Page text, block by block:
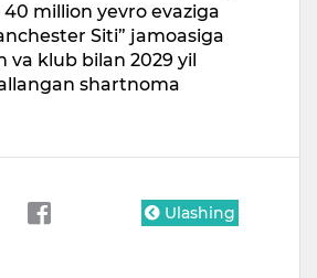
40 million yevro evaziga
Siti” jamoasiga
klub bilan 2029 yil
shartnoma
Ulashing